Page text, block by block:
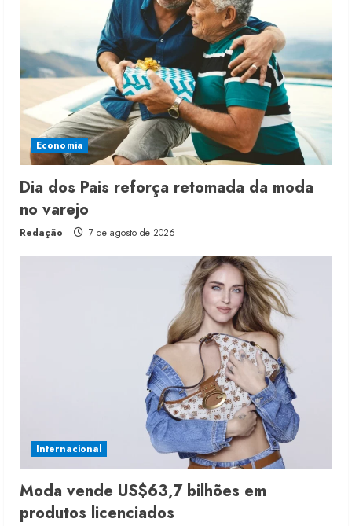
Economia
Dia dos Pais reforça retomada da moda
no varejo
Redação 7 de agosto de 2026
Internacional
Moda vende US$63,7 bilhões em
produtos licenciados